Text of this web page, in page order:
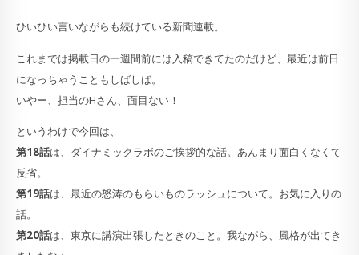
ひいひい言いながらも続けている新聞連載。
これまでは掲載日の一週間前には入稿できてたのだけど、最近は前日
になっちゃうこともしばしば。
いやー、担当のHさん、面目ない！
というわけで今回は、
第18話は、ダイナミックラボのご挨拶的な話。あんまり面白くなくて
反省。
第19話は、最近の怒涛のもらいものラッシュについて。お気に入りの
話。
第20話は、東京に講演出張したときのこと。我ながら、風格が出てき